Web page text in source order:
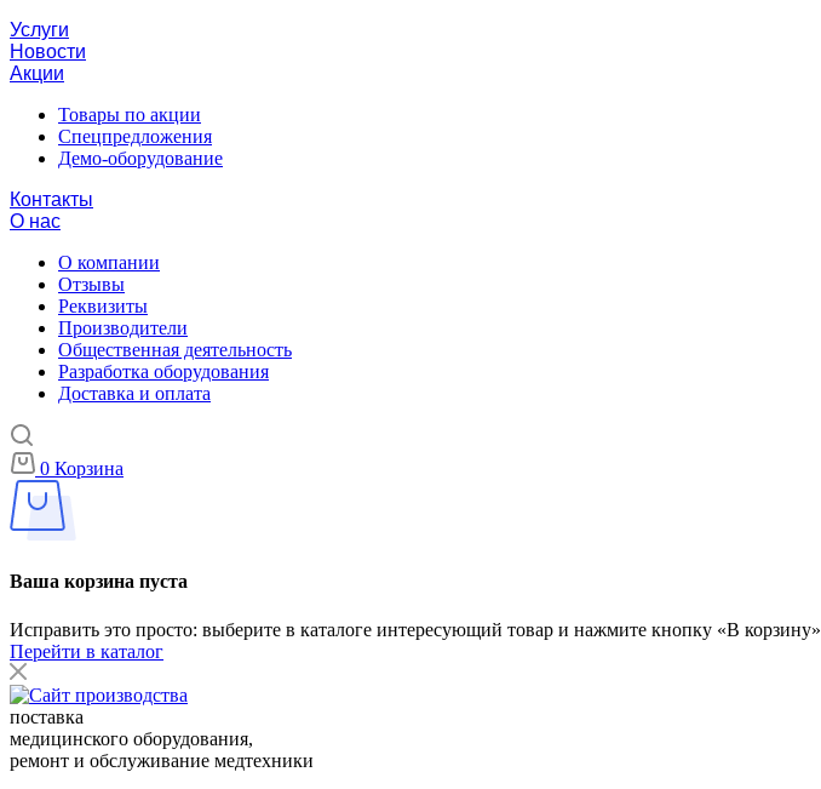
Услуги
Новости
Акции
Товары по акции
Спецпредложения
Демо-оборудование
Контакты
О нас
О компании
Отзывы
Реквизиты
Производители
Общественная деятельность
Разработка оборудования
Доставка и оплата
0 Корзина
Ваша корзина пуста
Исправить это просто: выберите в каталоге интересующий товар и нажмите кнопку «В корзину»
Перейти в каталог
поставка
медицинского оборудования,
ремонт и обслуживание медтехники